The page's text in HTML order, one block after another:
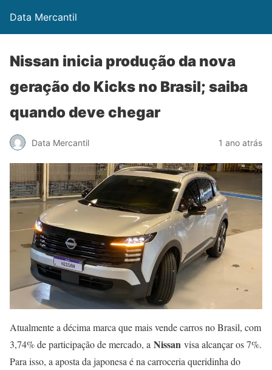
Data Mercantil
Nissan inicia produção da nova
geração do Kicks no Brasil; saiba
quando deve chegar
Data Mercantil 1 ano atrás
Atualmente a décima marca que mais vende carros no Brasil, com
3,74% de participação de mercado, a Nissan visa alcançar os 7%.
Para isso, a aposta da japonesa é na carroceria queridinha do